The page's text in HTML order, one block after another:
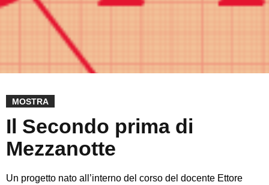
MOSTRA
Il Secondo prima di
Mezzanotte
Un progetto nato all’interno del corso del docente Ettore